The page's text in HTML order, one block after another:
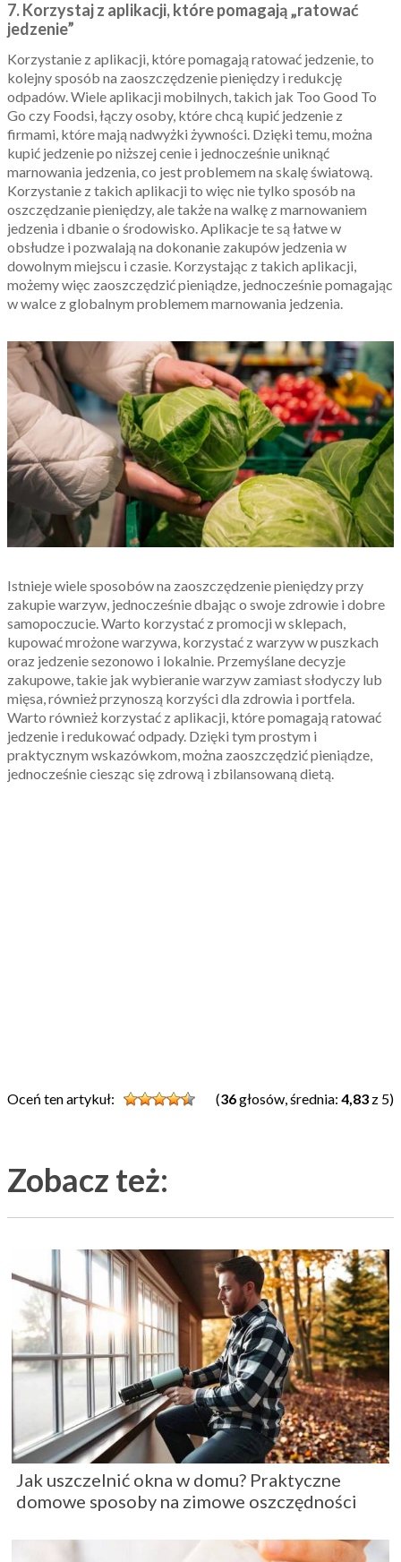
7. Korzystaj z aplikacji, które pomagają „ratować
jedzenie”
Korzystanie z aplikacji, które pomagają ratować jedzenie, to
kolejny sposób na zaoszczędzenie pieniędzy i redukcję
odpadów. Wiele aplikacji mobilnych, takich jak Too Good To
Go czy Foodsi, łączy osoby, które chcą kupić jedzenie z
firmami, które mają nadwyżki żywności. Dzięki temu, można
kupić jedzenie po niższej cenie i jednocześnie uniknąć
marnowania jedzenia, co jest problemem na skalę światową.
Korzystanie z takich aplikacji to więc nie tylko sposób na
oszczędzanie pieniędzy, ale także na walkę z marnowaniem
jedzenia i dbanie o środowisko. Aplikacje te są łatwe w
obsłudze i pozwalają na dokonanie zakupów jedzenia w
dowolnym miejscu i czasie. Korzystając z takich aplikacji,
możemy więc zaoszczędzić pieniądze, jednocześnie pomagając
w walce z globalnym problemem marnowania jedzenia.
Istnieje wiele sposobów na zaoszczędzenie pieniędzy przy
zakupie warzyw, jednocześnie dbając o swoje zdrowie i dobre
samopoczucie. Warto korzystać z promocji w sklepach,
kupować mrożone warzywa, korzystać z warzyw w puszkach
oraz jedzenie sezonowo i lokalnie. Przemyślane decyzje
zakupowe, takie jak wybieranie warzyw zamiast słodyczy lub
mięsa, również przynoszą korzyści dla zdrowia i portfela.
Warto również korzystać z aplikacji, które pomagają ratować
jedzenie i redukować odpady. Dzięki tym prostym i
praktycznym wskazówkom, można zaoszczędzić pieniądze,
jednocześnie ciesząc się zdrową i zbilansowaną dietą.
Oceń ten artykuł: (36głosów, średnia: 4,83 z 5)
Zobacz też:
Jak uszczelnić okna w domu? Praktyczne
domowe sposoby na zimowe oszczędności